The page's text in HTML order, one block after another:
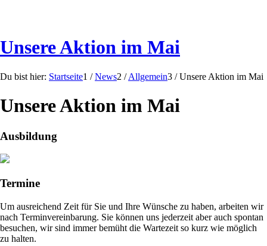
Unsere Aktion im Mai
Du bist hier: Startseite1 / News2 / Allgemein3 / Unsere Aktion im Mai
Unsere Aktion im Mai
Ausbildung
Termine
Um ausreichend Zeit für Sie und Ihre Wünsche zu haben, arbeiten wir
nach Terminvereinbarung. Sie können uns jederzeit aber auch spontan
besuchen, wir sind immer bemüht die Wartezeit so kurz wie möglich
zu halten.